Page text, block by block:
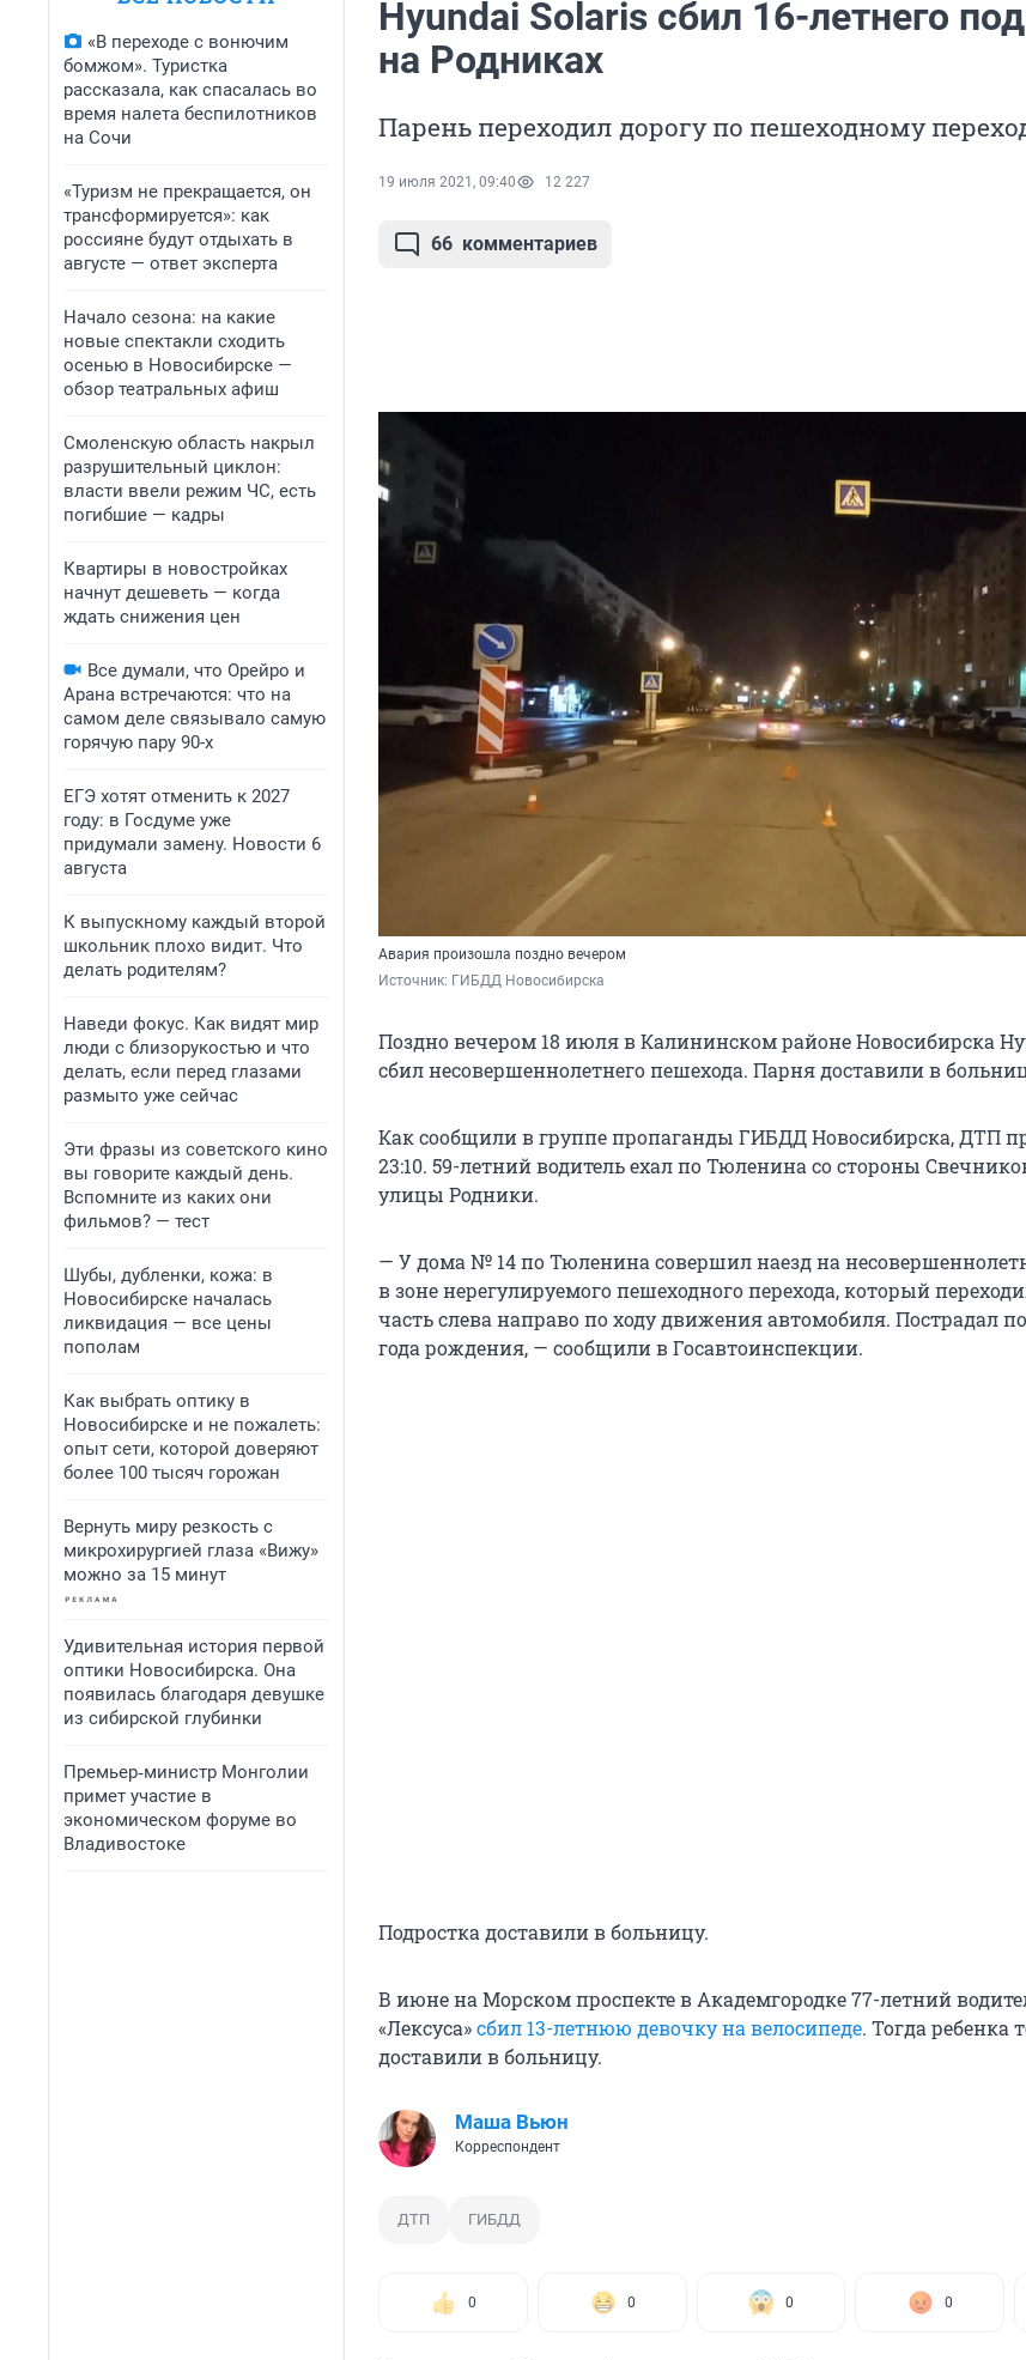
«В переходе с вонючим
бомжом». Туристка
рассказала, как спасалась во
время налета беспилотников
на Сочи
«Туризм не прекращается, он
трансформируется»: как
россияне будут отдыхать в
августе — ответ эксперта
Начало сезона: на какие
новые спектакли сходить
осенью в Новосибирске —
обзор театральных афиш
Смоленскую область накрыл
разрушительный циклон:
власти ввели режим ЧС, есть
погибшие — кадры
Квартиры в новостройках
начнут дешеветь — когда
ждать снижения цен
Все думали, что Орейро и
Арана встречаются: что на
самом деле связывало самую
горячую пару 90-х
ЕГЭ хотят отменить к 2027
году: в Госдуме уже
придумали замену. Новости 6
августа
К выпускному каждый второй
школьник плохо видит. Что
делать родителям?
Наведи фокус. Как видят мир
люди с близорукостью и что
делать, если перед глазами
размыто уже сейчас
Эти фразы из советского кино
вы говорите каждый день.
Вспомните из каких они
фильмов? — тест
Шубы, дубленки, кожа: в
Новосибирске началась
ликвидация — все цены
пополам
Как выбрать оптику в
Новосибирске и не пожалеть:
опыт сети, которой доверяют
более 100 тысяч горожан
Вернуть миру резкость с
микрохирургией глаза «Вижу»
можно за 15 минут
Удивительная история первой
оптики Новосибирска. Она
появилась благодаря девушке
из сибирской глубинки
Премьер‑министр Монголии
примет участие в
экономическом форуме во
Владивостоке
Hyundai Solaris сбил 16-летнего
на Родниках
Парень переходил дорогу по пешеходному
19 июля 2021, 09:40 12 227
66 комментариев
Авария произошла поздно вечером
Источник: ГИБДД Новосибирска
Поздно вечером 18 июля в Калининском районе Новосибирска
сбил несовершеннолетнего пешехода. Парня доставили в
Как сообщили в группе пропаганды ГИБДД Новосибирска, ДТП
23:10. 59-летний водитель ехал по Тюленина со стороны
улицы Родники.
— У дома № 14 по Тюленина совершил наезд на
в зоне нерегулируемого пешеходного перехода, который
часть слева направо по ходу движения автомобиля. Пострадал
года рождения, — сообщили в Госавтоинспекции.
Подростка доставили в больницу.
В июне на Морском проспекте в Академгородке 77-летний
«Лексуса»сбил 13-летнюю девочку на велосипеде. Тогда ребенка
доставили в больницу.
Маша Вьюн
Корреспондент
ДТП ГИБДД
0 0 0 0